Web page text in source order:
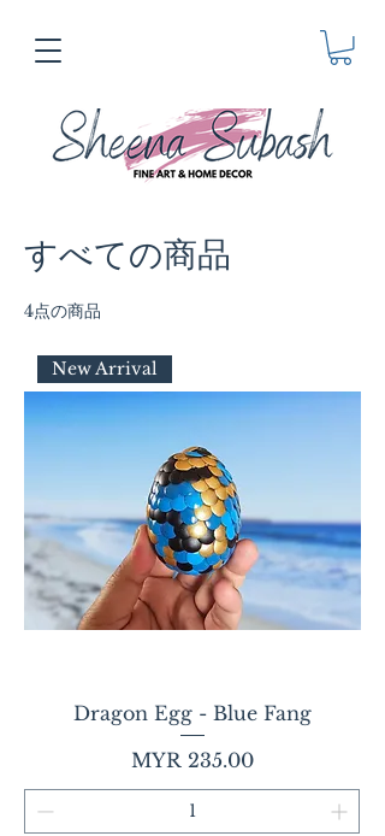
すべての商品
4点の商品
New Arrival
Dragon Egg - Blue Fang
価格
MYR 235.00